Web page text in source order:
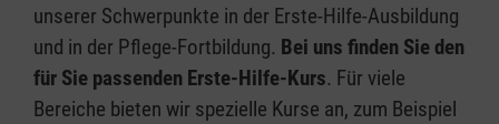
unserer Schwerpunkte in der Erste-Hilfe-Ausbildung
und in der Pflege-Fortbildung. Bei uns finden Sie den
für Sie passenden Erste-Hilfe-Kurs. Für viele
Bereiche bieten wir spezielle Kurse an, zum Beispiel